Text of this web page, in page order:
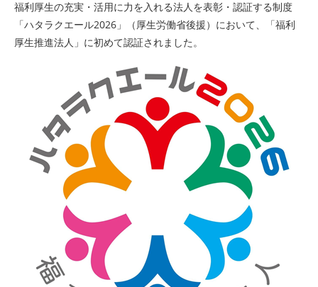
福利厚生の充実・活用に力を入れる法人を表彰・認証する制度
「ハタラクエール2026」（厚生労働省後援）において、「福利
厚生推進法人」に初めて認証されました。